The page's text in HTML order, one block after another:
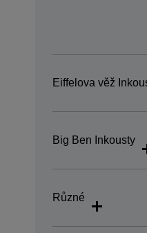
Eiffelova věž
Big Ben Inkousty
Různé